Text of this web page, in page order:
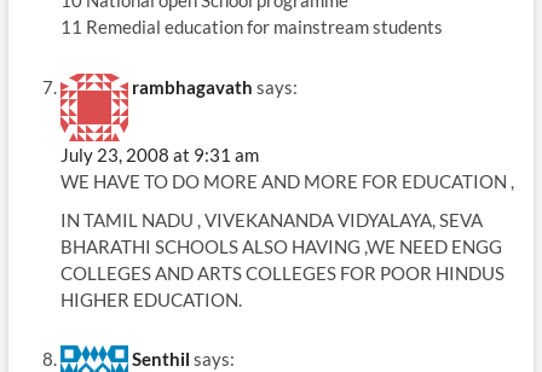
11 Remedial education for mainstream students
rambhagavath says:
July 23, 2008 at 9:31 am
WE HAVE TO DO MORE AND MORE FOR EDUCATION ,
IN TAMIL NADU , VIVEKANANDA VIDYALAYA, SEVA
BHARATHI SCHOOLS ALSO HAVING ,WE NEED ENGG
COLLEGES AND ARTS COLLEGES FOR POOR HINDUS
HIGHER EDUCATION.
Senthil says: